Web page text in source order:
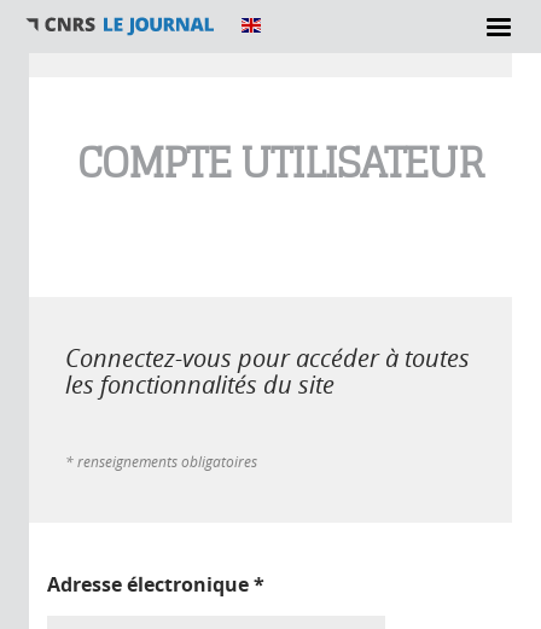
COMPTE UTILISATEUR
Connectez-vous pour accéder à toutes
les fonctionnalités du site
* renseignements obligatoires
Adresse électronique*